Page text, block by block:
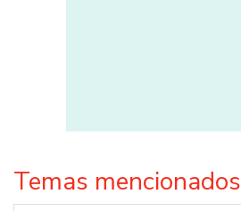
Temas mencionados